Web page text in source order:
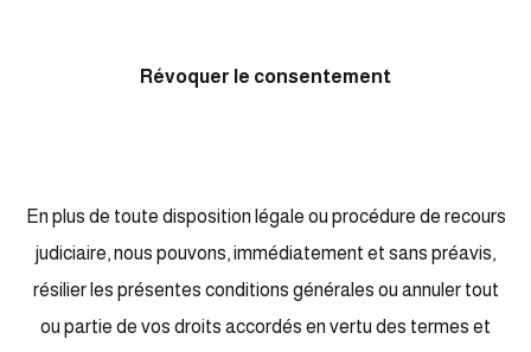
Révoquer le consentement
En plus de toute disposition légale ou procédure de recours
judiciaire, nous pouvons, immédiatement et sans préavis,
résilier les présentes conditions générales ou annuler tout
ou partie de vos droits accordés en vertu des termes et